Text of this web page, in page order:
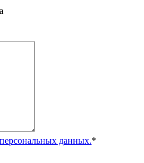
данных.*